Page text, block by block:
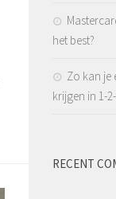
het best?
Zo kan je
krijgen in 1-
RECENT